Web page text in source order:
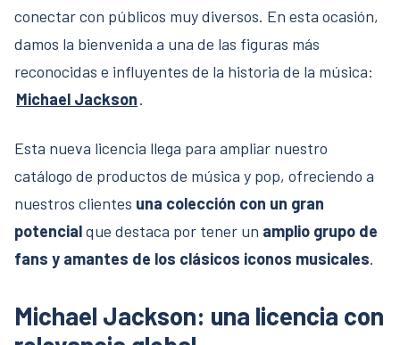
conectar con públicos muy diversos. En esta ocasión,
damos la bienvenida a una de las figuras más
reconocidas e influyentes de la historia de la música:
Michael Jackson.
Esta nueva licencia llega para ampliar nuestro
catálogo de productos de música y pop, ofreciendo a
nuestros clientes una colección con un gran
potencialque destaca por tener un amplio grupo de
fans y amantes de los clásicos iconos musicales.
Michael Jackson: una licencia con